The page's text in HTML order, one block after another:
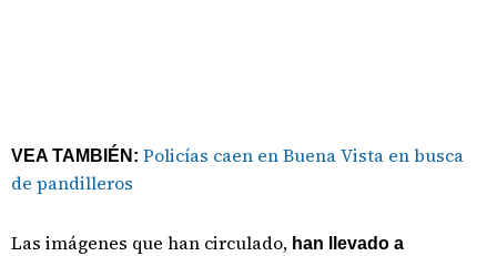
VEA TAMBIÉN: Policías caen en Buena Vista en busca
de pandilleros
Las imágenes que han circulado, han llevado a